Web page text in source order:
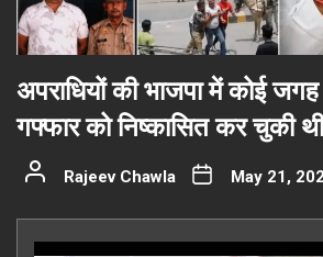
अपराधियों की भाजपा में कोई जगह
गफ्फार को निष्कासित कर चुकी
Rajeev Chawla May 21,